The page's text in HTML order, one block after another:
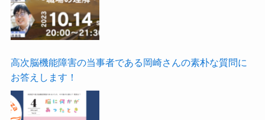
高次脳機能障害の当事者である岡崎さんの素朴な質問に
お答えします！